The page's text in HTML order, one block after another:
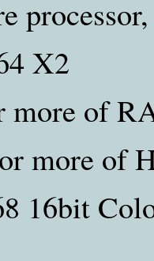
X2
more of
more of
16bit